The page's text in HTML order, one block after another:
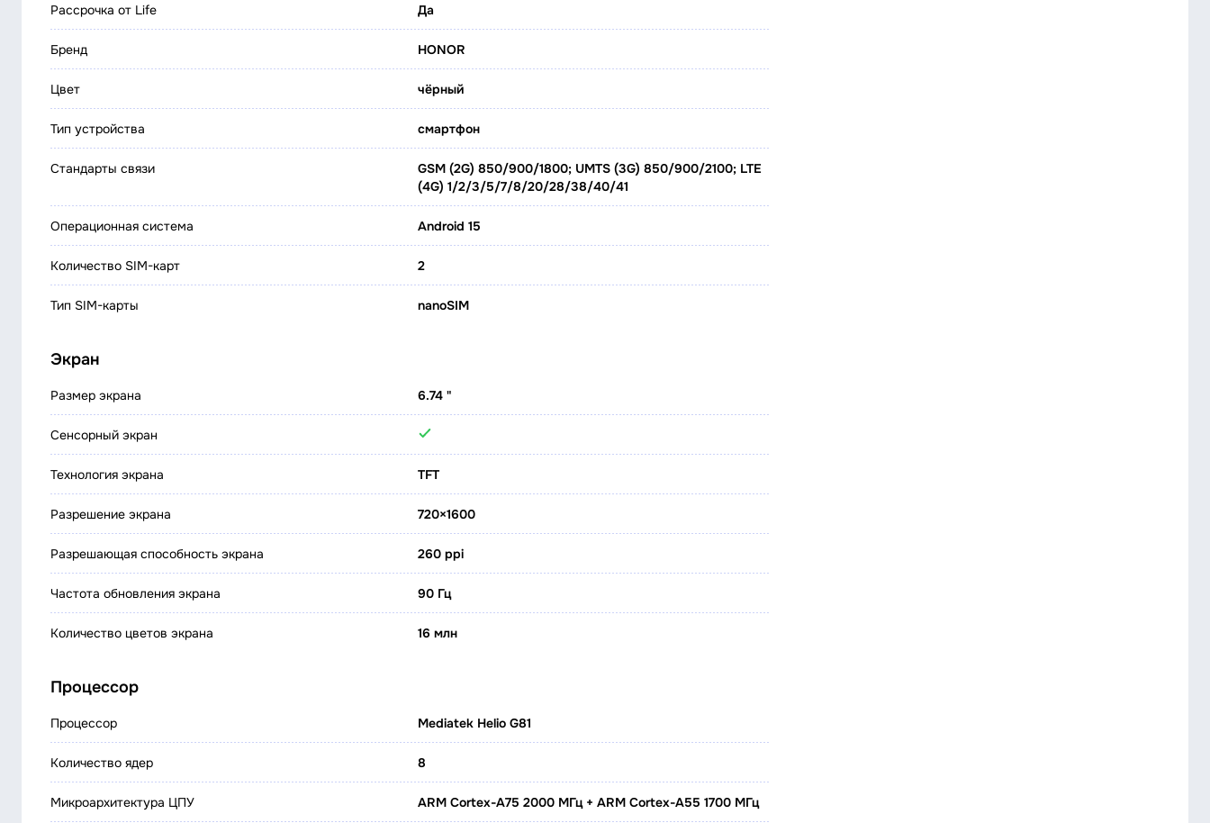
Рассрочка от Life Да
Бренд HONOR
Цвет чёрный
Тип устройства смартфон
Стандарты связи
GSM (2G) 850/900/1800; UMTS (3G) 850/900/2100; LTE
(4G) 1/2/3/5/7/8/20/28/38/40/41
Операционная система Android 15
Количество SIM-карт 2
Тип SIM-карты nanoSIM
Экран
Размер экрана 6.74 "
Сенсорный экран
Технология экрана TFT
Разрешение экрана 720×1600
Разрешающая способность экрана 260 ppi
Частота обновления экрана 90 Гц
Количество цветов экрана 16 млн
Процессор
Процессор Mediatek Helio G81
Количество ядер 8
Микроархитектура ЦПУ ARM Cortex-A75 2000 МГц + ARM Cortex-A55 1700 МГц